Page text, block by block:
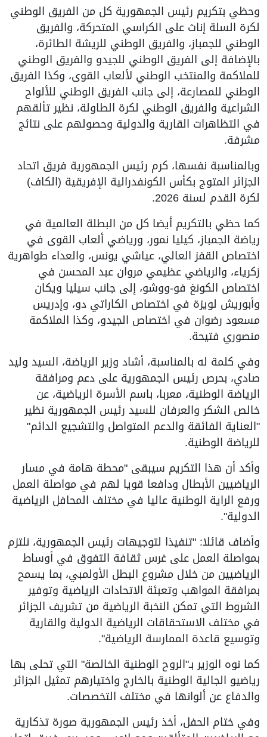
وحظي بتكريم رئيس الجمهورية كل من الفريق الوطني
لكرة السلة إناث على الكراسي المتحركة، والفريق
الوطني للجمباز، والفريق الوطني للريشة الطائرة،
بالإضافة إلى الفريق الوطني للجيدو والفريق الوطني
للملاكمة والمنتخب الوطني لألعاب القوى، وكذا الفريق
الوطني للمصارعة، إلى جانب الفريق الوطني للألواح
الشراعية والفريق الوطني لكرة الطاولة، نظير تألقهم
في التظاهرات القارية والدولية وحصولهم على نتائج
مشرفة.
وبالمناسبة نفسها، كرم رئيس الجمهورية فريق اتحاد
الجزائر المتوج بكأس الكونفدرالية الإفريقية (الكاف)
لكرة القدم لسنة 2026.
كما حظي بالتكريم أيضا كل من البطلة العالمية في
رياضة الجمباز، كيليا نمور، ورياضي ألعاب القوى في
اختصاص القفز العالي، عياشي يونس، والعداء طواهرية
زكرياء، والرياضي عظيمي مروان عبد المحسن في
اختصاص الكونغ فو-ووشو، إلى جانب سيليا ويكان
وأبوريش لويزة في اختصاص الكاراتي دو، وإدريس
مسعود رضوان في اختصاص الجيدو، وكذا الملاكمة
منصوري فتيحة.
وفي كلمة له بالمناسبة، أشاد وزير الرياضة، السيد وليد
صادي، بحرص رئيس الجمهورية على دعم ومرافقة
الرياضة الوطنية، معربا، باسم الأسرة الرياضية، عن
خالص الشكر والعرفان للسيد رئيس الجمهورية نظير
"العناية الفائقة والدعم المتواصل والتشجيع الدائم"
للرياضة الوطنية.
وأكد أن هذا التكريم سيبقى "محطة هامة في مسار
الرياضيين الأبطال ودافعا قويا لهم في مواصلة العمل
ورفع الراية الوطنية عاليا في مختلف المحافل الرياضية
الدولية".
وأضاف قائلا: "تنفيذا لتوجيهات رئيس الجمهورية، نلتزم
بمواصلة العمل على غرس ثقافة التفوق في أوساط
الرياضيين من خلال مشروع البطل الأولمبي، بما يسمح
بمرافقة المواهب وتعبئة الاتحادات الرياضية وتوفير
الشروط التي تمكن النخبة الرياضية من تشريف الجزائر
في مختلف الاستحقاقات الرياضية الدولية والقارية
وتوسيع قاعدة الممارسة الرياضية".
كما نوه الوزير بـ"الروح الوطنية الخالصة" التي تحلى بها
رياضيو الجالية الوطنية بالخارج واختيارهم تمثيل الجزائر
والدفاع عن ألوانها في مختلف التخصصات.
وفي ختام الحفل، أخذ رئيس الجمهورية صورة تذكارية